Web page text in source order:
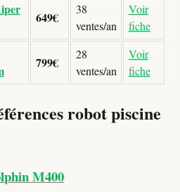
649€
38
ventes/an
Voir
fiche
799€
28
ventes/an
Voir
fiche
robot piscine
M400